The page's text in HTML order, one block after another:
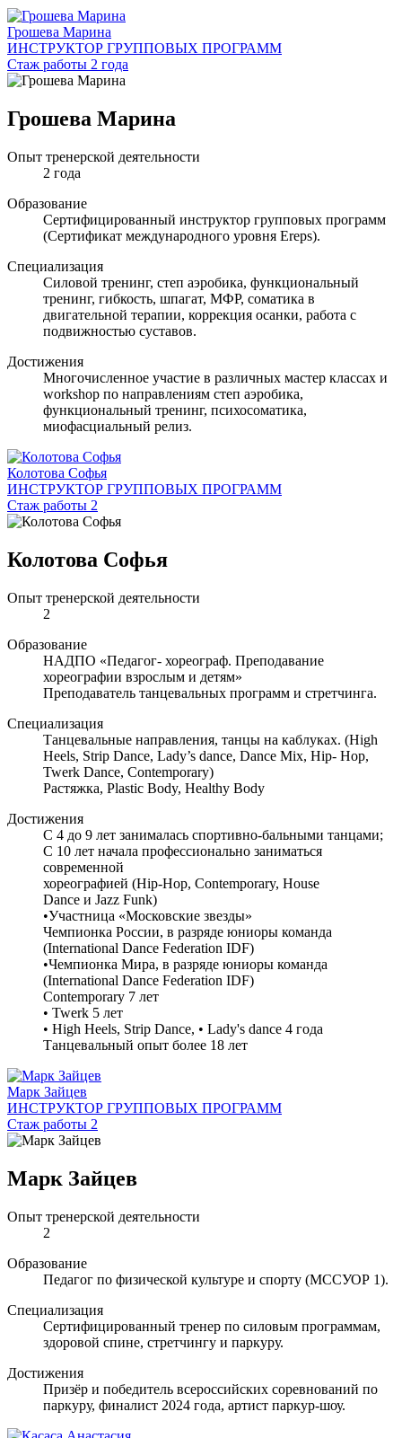
Грошева Марина
ИНСТРУКТОР ГРУППОВЫХ ПРОГРАММ
Стаж работы 2 года
Грошева Марина
Опыт тренерской деятельности
2 года
Образование
Сертифицированный инструктор групповых программ
(Сертификат международного уровня Ereps).
Специализация
Силовой тренинг, степ аэробика, функциональный
тренинг, гибкость, шпагат, МФР, соматика в
двигательной терапии, коррекция осанки, работа с
подвижностью суставов.
Достижения
Многочисленное участие в различных мастер классах и
workshop по направлениям степ аэробика,
функциональный тренинг, психосоматика,
миофасциальный релиз.
Колотова Софья
ИНСТРУКТОР ГРУППОВЫХ ПРОГРАММ
Стаж работы 2
Колотова Софья
Опыт тренерской деятельности
2
Образование
НАДПО «Педагог- хореограф. Преподавание
хореографии взрослым и детям»
Преподаватель танцевальных программ и стретчинга.
Специализация
Танцевальные направления, танцы на каблуках. (High
Heels, Strip Dance, Lady’s dance, Dance Mix, Hip- Hop,
Twerk Dance, Contemporary)
Растяжка, Plastic Body, Healthy Body
Достижения
С 4 до 9 лет занималась спортивно-бальными танцами;
С 10 лет начала профессионально заниматься
современной
хореографией (Hip-Hop, Contemporary, House
Dance и Jazz Funk)
•Участница «Московские звезды»
Чемпионка России, в разряде юниоры команда
(International Dance Federation IDF)
•Чемпионка Мира, в разряде юниоры команда
(International Dance Federation IDF)
Contemporary 7 лет
• Twerk 5 лет
• High Heels, Strip Dance, • Lady's dance 4 года
Танцевальный опыт более 18 лет
Марк Зайцев
ИНСТРУКТОР ГРУППОВЫХ ПРОГРАММ
Стаж работы 2
Марк Зайцев
Опыт тренерской деятельности
2
Образование
Педагог по физической культуре и спорту (МССУОР 1).
Специализация
Сертифицированный тренер по силовым программам,
здоровой спине, стретчингу и паркуру.
Достижения
Призёр и победитель всероссийских соревнований по
паркуру, финалист 2024 года, артист паркур-шоу.